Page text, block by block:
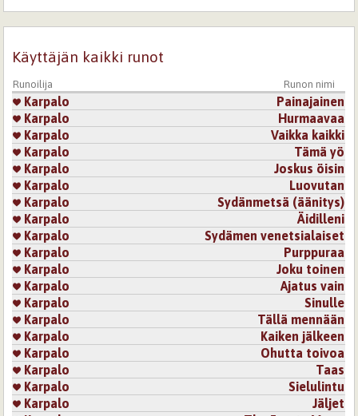
Sivut
Käyttäjän kaikki runot
Runoilija Runon nimi
Karpalo
Painajainen
Karpalo
Hurmaavaa
Karpalo
Vaikka kaikki
Karpalo
Tämä yö
Karpalo
Joskus öisin
Karpalo
Luovutan
Karpalo
Sydänmetsä (äänitys)
Karpalo
Äidilleni
Karpalo
Sydämen venetsialaiset
Karpalo
Purppuraa
Karpalo
Joku toinen
Karpalo
Ajatus vain
Karpalo
Sinulle
Karpalo
Tällä mennään
Karpalo
Kaiken jälkeen
Karpalo
Ohutta toivoa
Karpalo
Taas
Karpalo
Sielulintu
Karpalo
Jäljet